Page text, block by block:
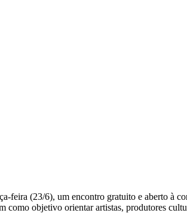
feira (23/6), um encontro gratuito e aberto à
objetivo orientar artistas, produtores